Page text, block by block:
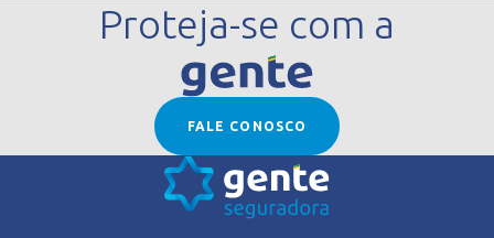
Proteja-se com a
FALE CONOSCO